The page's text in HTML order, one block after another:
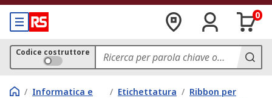
0
Codice costruttore
/ Informatica e
/ Etichettatura / Ribbon per